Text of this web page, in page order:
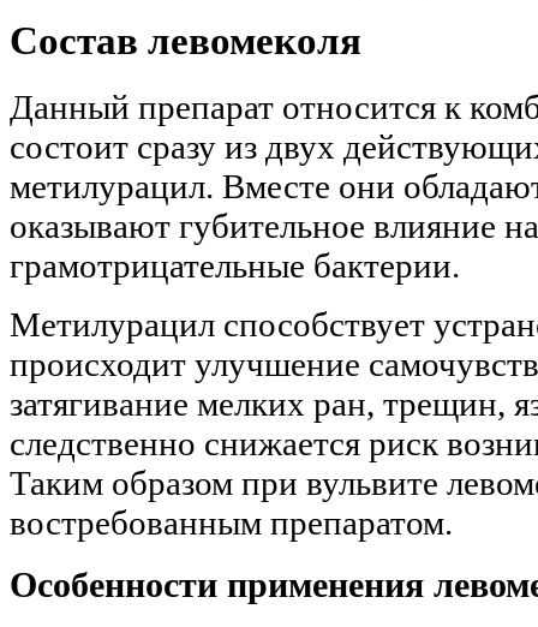
Состав левомеколя
Данный препарат относится к
состоит сразу из двух
метилурацил. Вместе они
оказывают губительное влияние
грамотрицательные бактерии.
Метилурацил способствует
происходит улучшение
затягивание мелких ран, трещин,
следственно снижается риск
Таким образом при вульвите
востребованным препаратом.
Особенности применения